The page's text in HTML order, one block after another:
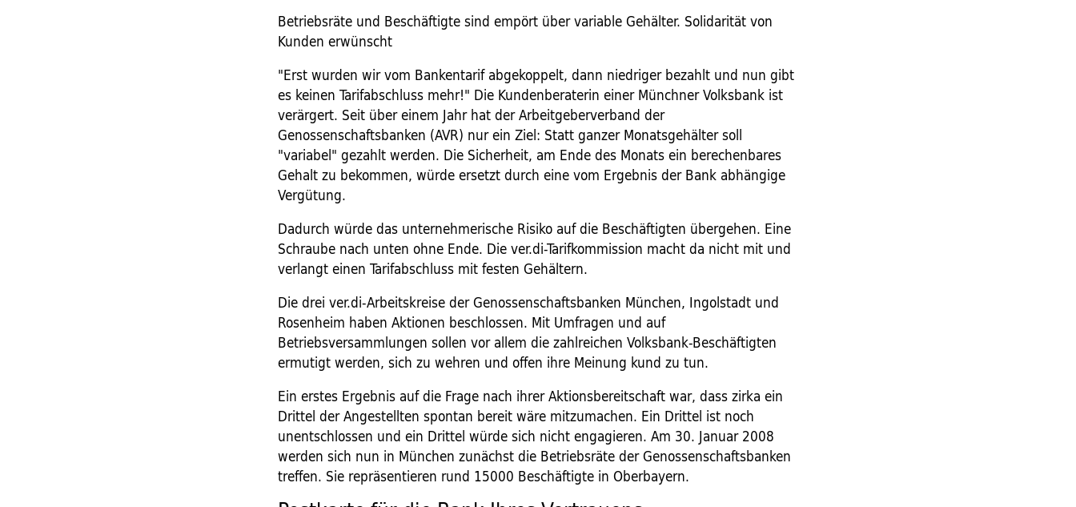
Betriebsräte und Beschäftigte sind empört über variable Gehälter. Solidarität von
Kunden erwünscht
"Erst wurden wir vom Bankentarif abgekoppelt, dann niedriger bezahlt und nun gibt
es keinen Tarifabschluss mehr!" Die Kundenberaterin einer Münchner Volksbank ist
verärgert. Seit über einem Jahr hat der Arbeitgeberverband der
Genossenschaftsbanken (AVR) nur ein Ziel: Statt ganzer Monatsgehälter soll
"variabel" gezahlt werden. Die Sicherheit, am Ende des Monats ein berechenbares
Gehalt zu bekommen, würde ersetzt durch eine vom Ergebnis der Bank abhängige
Vergütung.
Dadurch würde das unternehmerische Risiko auf die Beschäftigten übergehen. Eine
Schraube nach unten ohne Ende. Die ver.di-Tarifkommission macht da nicht mit und
verlangt einen Tarifabschluss mit festen Gehältern.
Die drei ver.di-Arbeitskreise der Genossenschaftsbanken München, Ingolstadt und
Rosenheim haben Aktionen beschlossen. Mit Umfragen und auf
Betriebsversammlungen sollen vor allem die zahlreichen Volksbank-Beschäftigten
ermutigt werden, sich zu wehren und offen ihre Meinung kund zu tun.
Ein erstes Ergebnis auf die Frage nach ihrer Aktionsbereitschaft war, dass zirka ein
Drittel der Angestellten spontan bereit wäre mitzumachen. Ein Drittel ist noch
unentschlossen und ein Drittel würde sich nicht engagieren. Am 30. Januar 2008
werden sich nun in München zunächst die Betriebsräte der Genossenschaftsbanken
treffen. Sie repräsentieren rund 15000 Beschäftigte in Oberbayern.